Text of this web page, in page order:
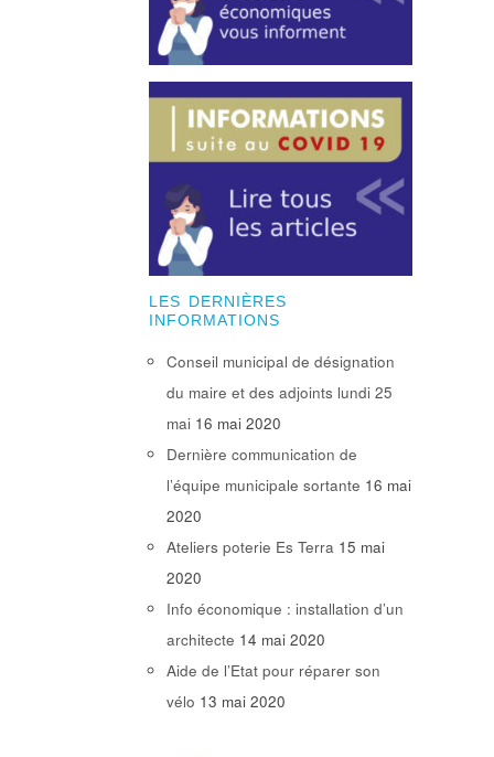
LES DERNIÈRES
INFORMATIONS
Conseil municipal de désignation
du maire et des adjoints lundi 25
mai 16 mai 2020
Dernière communication de
l’équipe municipale sortante 16 mai
2020
Ateliers poterie Es Terra 15 mai
2020
Info économique : installation d’un
architecte 14 mai 2020
Aide de l’Etat pour réparer son
vélo 13 mai 2020